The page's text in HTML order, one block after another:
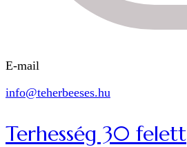
E-mail
info@teherbeeses.hu
Terhesség 30 felett